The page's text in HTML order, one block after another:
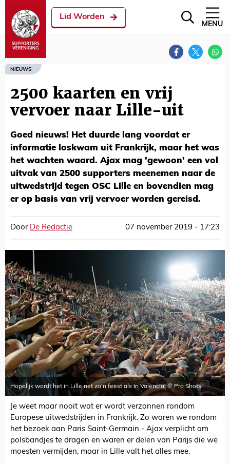
Lid Worden
MENU
NIEUWS
2500 kaarten en vrij
vervoer naar Lille-uit
Goed nieuws! Het duurde lang voordat er
informatie loskwam uit Frankrijk, maar het was
het wachten waard. Ajax mag 'gewoon' een vol
uitvak van 2500 supporters meenemen naar de
uitwedstrijd tegen OSC Lille en bovendien mag
er op basis van vrij vervoer worden gereisd.
Door De Redactie 07 november 2019 - 17:23
Hopelijk wordt het in Lille net zo'n feest als in Valencia! © Pro Shots
Je weet maar nooit wat er wordt verzonnen rondom
Europese uitwedstrijden in Frankrijk. Zo waren we rondom
het bezoek aan Paris Saint-Germain - Ajax verplicht om
polsbandjes te dragen en waren er delen van Parijs die we
moesten vermijden, maar in Lille valt het alles mee.